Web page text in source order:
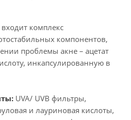
входит комплекс
компонентов,
проблемы акне – ацетат
инкапсулированную в
UVA/ UVB фильтры,
и лауриновая кислоты,